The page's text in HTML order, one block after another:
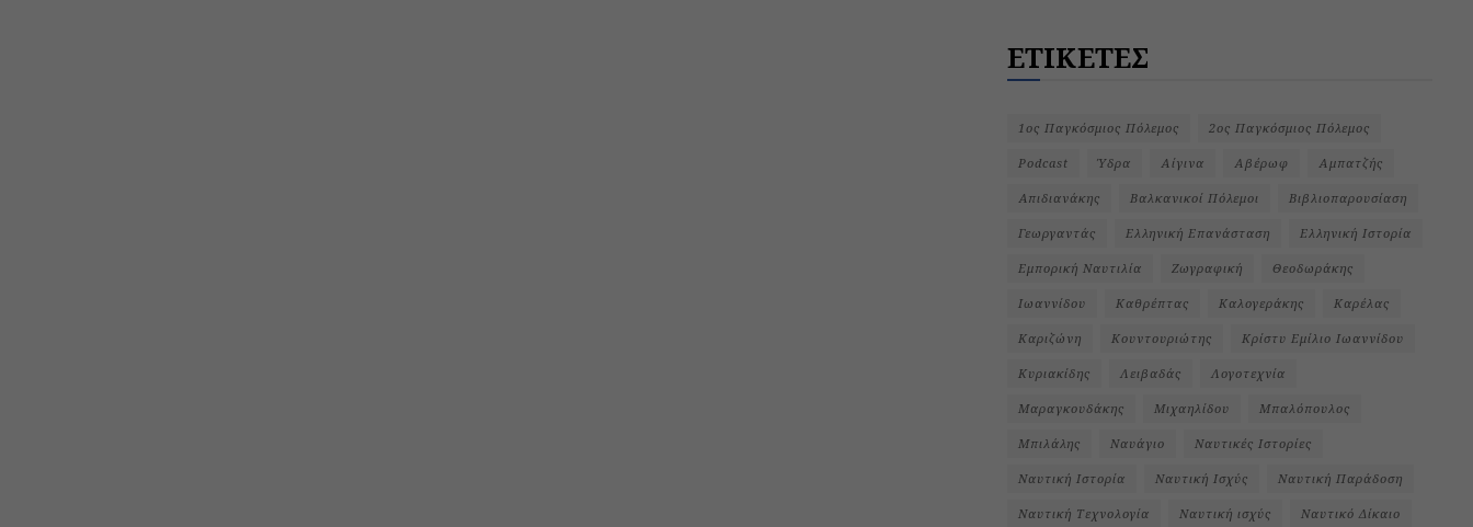
ΕΤΙΚΕΤΕΣ
1ος Παγκόσμιος Πόλεμος 2ος Παγκόσμιος Πόλεμος
Podcast Ύδρα Αίγινα Αβέρωφ Αμπατζής
Απιδιανάκης Βαλκανικοί Πόλεμοι Βιβλιοπαρουσίαση
Γεωργαντάς Ελληνική Επανάσταση Ελληνική Ιστορία
Εμπορική Ναυτιλία Ζωγραφική Θεοδωράκης
Ιωαννίδου Καθρέπτας Καλογεράκης Καρέλας
Καριζώνη Κουντουριώτης Κρίστυ Εμίλιο Ιωαννίδου
Κυριακίδης Λειβαδάς Λογοτεχνία
Μαραγκουδάκης Μιχαηλίδου Μπαλόπουλος
Μπιλάλης Ναυάγιο Ναυτικές Ιστορίες
Ναυτική Ιστορία Ναυτική Ισχύς Ναυτική Παράδοση
Ναυτική Τεχνολογία Ναυτική ισχύς Ναυτικό Δίκαιο